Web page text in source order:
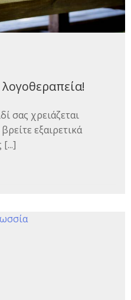
σας χρειάζεται
εξαιρετικά
[...]